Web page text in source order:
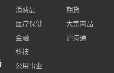
消费品
医疗保健
金融
科技
公用事业
期货
大宗商品
沪港通